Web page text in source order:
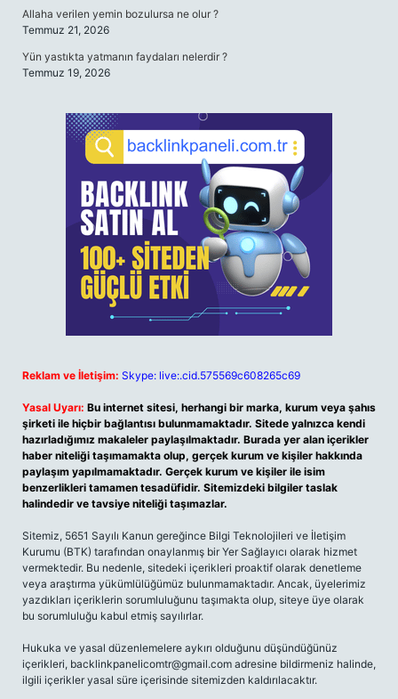
Allaha verilen yemin bozulursa ne olur ?
Temmuz 21, 2026
Yün yastıkta yatmanın faydaları nelerdir ?
Temmuz 19, 2026
Reklam ve İletişim: Skype: live:.cid.575569c608265c69
Yasal Uyarı: Bu internet sitesi, herhangi bir marka, kurum veya şahıs
şirketi ile hiçbir bağlantısı bulunmamaktadır. Sitede yalnızca kendi
hazırladığımız makaleler paylaşılmaktadır. Burada yer alan içerikler
haber niteliği taşımamakta olup, gerçek kurum ve kişiler hakkında
paylaşım yapılmamaktadır. Gerçek kurum ve kişiler ile isim
benzerlikleri tamamen tesadüfidir. Sitemizdeki bilgiler taslak
halindedir ve tavsiye niteliği taşımazlar.
Sitemiz, 5651 Sayılı Kanun gereğince Bilgi Teknolojileri ve İletişim
Kurumu (BTK) tarafından onaylanmış bir Yer Sağlayıcı olarak hizmet
vermektedir. Bu nedenle, sitedeki içerikleri proaktif olarak denetleme
veya araştırma yükümlülüğümüz bulunmamaktadır. Ancak, üyelerimiz
yazdıkları içeriklerin sorumluluğunu taşımakta olup, siteye üye olarak
bu sorumluluğu kabul etmiş sayılırlar.
Hukuka ve yasal düzenlemelere aykırı olduğunu düşündüğünüz
içerikleri, backlinkpanelicomtr@gmail.com adresine bildirmeniz halinde,
ilgili içerikler yasal süre içerisinde sitemizden kaldırılacaktır.